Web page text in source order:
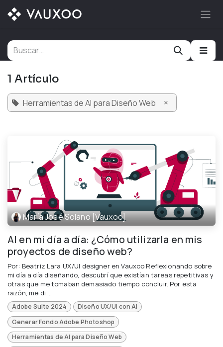
Ir al contenido
1 Artículo
Herramientas de AI para Diseño Web ×
María José Solano [Vauxoo]
AI en mi día a día: ¿Cómo utilizarla en mis
proyectos de diseño web?
Por: Beatriz Lara UX/UI designer en Vauxoo Reflexionando sobre
mi día a día diseñando, descubrí que existían tareas repetitivas y
otras que me tomaban demasiado tiempo concluir. Por esta
razón, me di ...
Adobe Suite 2024
Diseño UX/UI con AI
Generar Fondo Adobe Photoshop
Herramientas de AI para Diseño Web